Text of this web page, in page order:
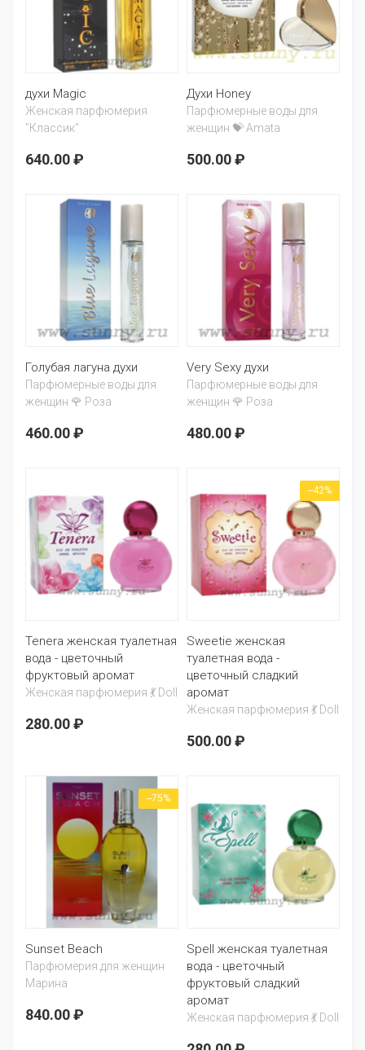
духи Magic
Женская парфюмерия
"Классик"
640.00 ₽
Духи Honey
Парфюмерные воды для
женщин 💝 Amata
500.00 ₽
Голубая лагуна духи
Парфюмерные воды для
женщин 🌹 Роза
460.00 ₽
Very Sexy духи
Парфюмерные воды для
женщин 🌹 Роза
480.00 ₽
Tenera женская туалетная
вода - цветочный
фруктовый аромат
Женская парфюмерия 💃 Doll
280.00 ₽
--42%
Sweetie женская
туалетная вода -
цветочный сладкий
аромат
Женская парфюмерия 💃 Doll
500.00 ₽
--75%
Sunset Beach
Парфюмерия для женщин
Марина
840.00 ₽
Spell женская туалетная
вода - цветочный
фруктовый сладкий
аромат
Женская парфюмерия 💃 Doll